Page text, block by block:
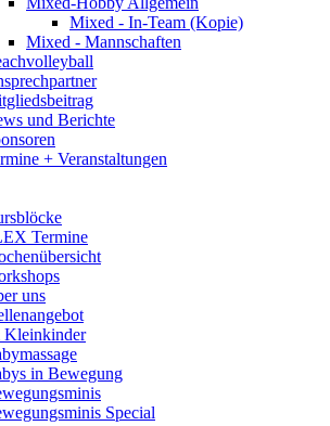
Mixed - In-Team (Kopie)
Mixed - Mannschaften
und Berichte
+ Veranstaltungen
Termine
uns
Kleinkinder
in Bewegung
Special